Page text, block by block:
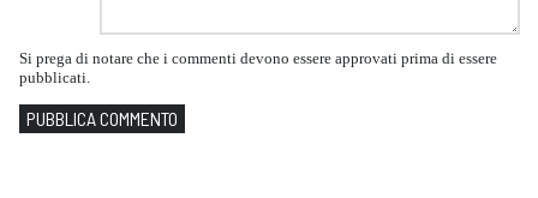
Si prega di notare che i commenti devono essere approvati prima di essere
pubblicati.
PUBBLICA COMMENTO